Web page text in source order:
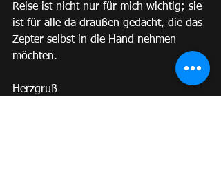
Reise ist nicht nur für mich wichtig; sie
ist für alle da draußen gedacht, die das
Zepter selbst in die Hand nehmen
möchten.
Herzgruß